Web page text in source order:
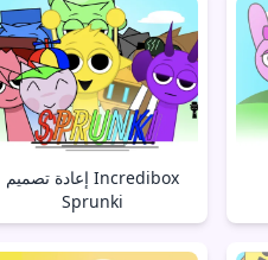
إعادة تصميم Incredibox
Sprunki